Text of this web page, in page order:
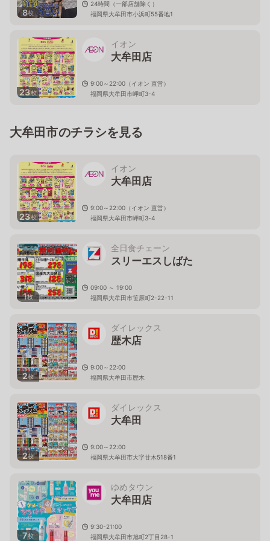
8枚
24時間（一部店舗除く）
福岡県大牟田市小浜町55番地1
23枚
イオン
大牟田店
9:00～22:00（イオン 直営）
福岡県大牟田市岬町3-4
大牟田市のチラシを見る
23枚
イオン
大牟田店
9:00～22:00（イオン 直営）
福岡県大牟田市岬町3-4
1枚
全日食チェーン
スリーエスしばた
09:00 ～ 19:00
福岡県大牟田市笹原町2-22-11
2枚
ダイレックス
歴木店
9:00～22:00
福岡県大牟田市歴木
2枚
ダイレックス
大牟田
9:00～22:00
福岡県大牟田市大字甘木518番1
7枚
ゆめタウン
大牟田店
9:30-21:00
福岡県大牟田市旭町2丁目28-1